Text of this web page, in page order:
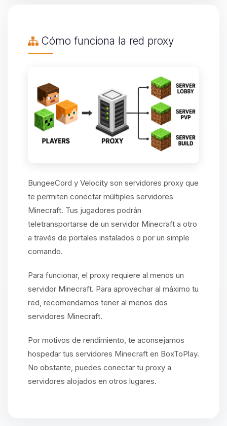
Cómo funciona la red proxy
BungeeCord y Velocity son servidores proxy que
te permiten conectar múltiples servidores
Minecraft. Tus jugadores podrán
teletransportarse de un servidor Minecraft a otro
a través de portales instalados o por un simple
comando.
Para funcionar, el proxy requiere al menos un
servidor Minecraft. Para aprovechar al máximo tu
red, recomendamos tener al menos dos
servidores Minecraft.
Por motivos de rendimiento, te aconsejamos
hospedar tus servidores Minecraft en BoxToPlay.
No obstante, puedes conectar tu proxy a
servidores alojados en otros lugares.